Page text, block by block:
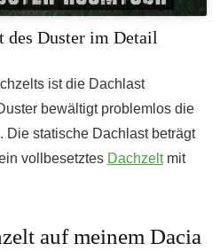
des Duster im Detail
ist die Dachlast
bewältigt problemlos die
Die statische Dachlast beträgt
vollbesetztes Dachzeltmit
auf meinem Dacia